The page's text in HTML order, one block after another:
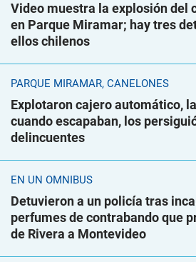
Video muestra la explosión del
en Parque Miramar; hay tres
ellos chilenos
PARQUE MIRAMAR, CANELONES
Explotaron cajero automático,
cuando escapaban, los
delincuentes
EN UN ÓMNIBUS
Detuvieron a un policía tras
perfumes de contrabando que
de Rivera a Montevideo